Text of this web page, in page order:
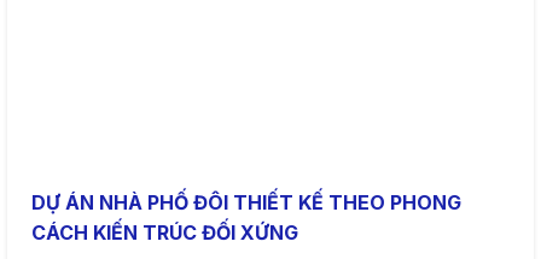
DỰ ÁN NHÀ PHỐ ĐÔI THIẾT KẾ THEO PHONG
CÁCH KIẾN TRÚC ĐỐI XỨNG